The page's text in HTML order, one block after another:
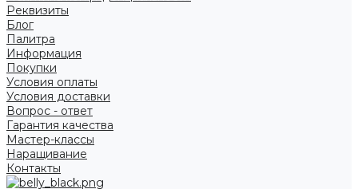
Реквизиты
Блог
Палитра
Информация
Покупки
Условия оплаты
Условия доставки
Вопрос - ответ
Гарантия качества
Мастер-классы
Наращивание
Контакты